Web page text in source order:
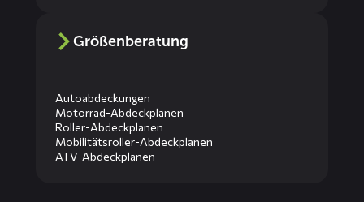
Größenberatung
Autoabdeckungen
Motorrad-Abdeckplanen
Roller-Abdeckplanen
Mobilitätsroller-Abdeckplanen
ATV-Abdeckplanen